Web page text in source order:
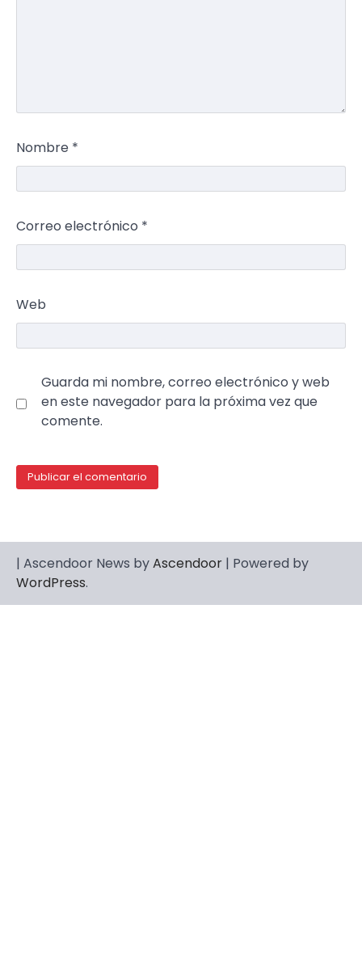
Nombre *
Correo electrónico *
Web
Guarda mi nombre, correo electrónico y web
en este navegador para la próxima vez que
comente.
| Ascendoor News byAscendoor | Powered by
WordPress.